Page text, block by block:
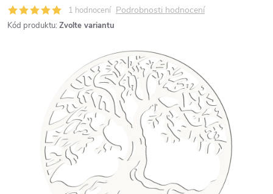
1 hodnocení Podrobnosti hodnocení
Kód produktu: Zvolte variantu